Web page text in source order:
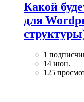
Какой
для
1
14 июн.
125